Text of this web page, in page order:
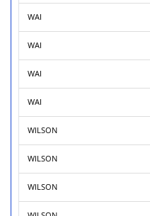
WAI
WAI
WAI
WAI
WILSON
WILSON
WILSON